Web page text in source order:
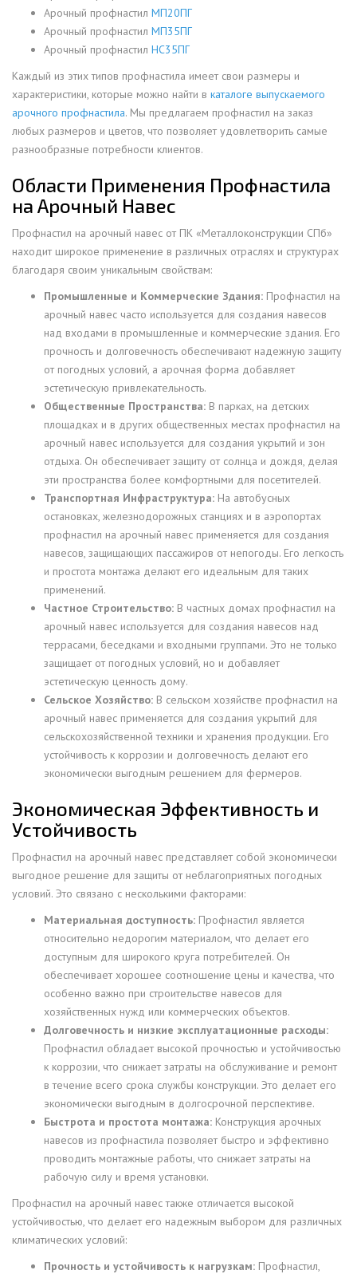
Арочный профнастил МП20ПГ
Арочный профнастил МП35ПГ
Арочный профнастил НС35ПГ
Каждый из этих типов профнастила имеет свои размеры и
характеристики, которые можно найти в каталоге выпускаемого
арочного профнастила. Мы предлагаем профнастил на заказ
любых размеров и цветов, что позволяет удовлетворить самые
разнообразные потребности клиентов.
Области Применения Профнастила
на Арочный Навес
Профнастил на арочный навес от ПК «Металлоконструкции СПб»
находит широкое применение в различных отраслях и структурах
благодаря своим уникальным свойствам:
Промышленные и Коммерческие Здания: Профнастил на
арочный навес часто используется для создания навесов
над входами в промышленные и коммерческие здания. Его
прочность и долговечность обеспечивают надежную защиту
от погодных условий, а арочная форма добавляет
эстетическую привлекательность.
Общественные Пространства: В парках, на детских
площадках и в других общественных местах профнастил на
арочный навес используется для создания укрытий и зон
отдыха. Он обеспечивает защиту от солнца и дождя, делая
эти пространства более комфортными для посетителей.
Транспортная Инфраструктура: На автобусных
остановках, железнодорожных станциях и в аэропортах
профнастил на арочный навес применяется для создания
навесов, защищающих пассажиров от непогоды. Его легкость
и простота монтажа делают его идеальным для таких
применений.
Частное Строительство: В частных домах профнастил на
арочный навес используется для создания навесов над
террасами, беседками и входными группами. Это не только
защищает от погодных условий, но и добавляет
эстетическую ценность дому.
Сельское Хозяйство: В сельском хозяйстве профнастил на
арочный навес применяется для создания укрытий для
сельскохозяйственной техники и хранения продукции. Его
устойчивость к коррозии и долговечность делают его
экономически выгодным решением для фермеров.
Экономическая Эффективность и
Устойчивость
Профнастил на арочный навес представляет собой экономически
выгодное решение для защиты от неблагоприятных погодных
условий. Это связано с несколькими факторами:
Материальная доступность: Профнастил является
относительно недорогим материалом, что делает его
доступным для широкого круга потребителей. Он
обеспечивает хорошее соотношение цены и качества, что
особенно важно при строительстве навесов для
хозяйственных нужд или коммерческих объектов.
Долговечность и низкие эксплуатационные расходы:
Профнастил обладает высокой прочностью и устойчивостью
к коррозии, что снижает затраты на обслуживание и ремонт
в течение всего срока службы конструкции. Это делает его
экономически выгодным в долгосрочной перспективе.
Быстрота и простота монтажа: Конструкция арочных
навесов из профнастила позволяет быстро и эффективно
проводить монтажные работы, что снижает затраты на
рабочую силу и время установки.
Профнастил на арочный навес также отличается высокой
устойчивостью, что делает его надежным выбором для различных
климатических условий:
Прочность и устойчивость к нагрузкам: Профнастил,